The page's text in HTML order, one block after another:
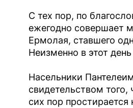
С тех пор, по
ежегодно совершает
Ермолая, ставшего
Неизменно в этот
Насельники
свидетельством
сих пор